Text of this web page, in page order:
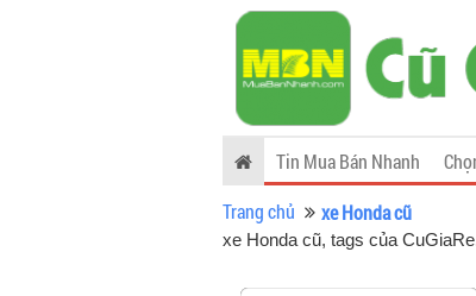
Tin Mua Bán Nhanh
Trang chủ
xe Honda cũ
xe Honda cũ, tags của